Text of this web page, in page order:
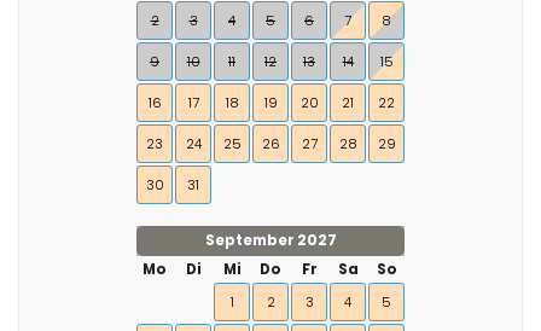
2 3 4 5 6 7 8
9 10 11 12 13 14 15
16 17 18 19 20 21 22
23 24 25 26 27 28 29
30 31
September 2027
Mo
Di Mi Do Fr Sa
So
1
2 3 4 5